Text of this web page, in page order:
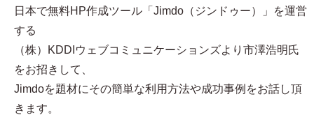
日本で無料HP作成ツール「Jimdo（ジンドゥー）」を運営
する
（株）KDDIウェブコミュニケーションズより市澤浩明氏
をお招きして、
Jimdoを題材にその簡単な利用方法や成功事例をお話し頂
きます。